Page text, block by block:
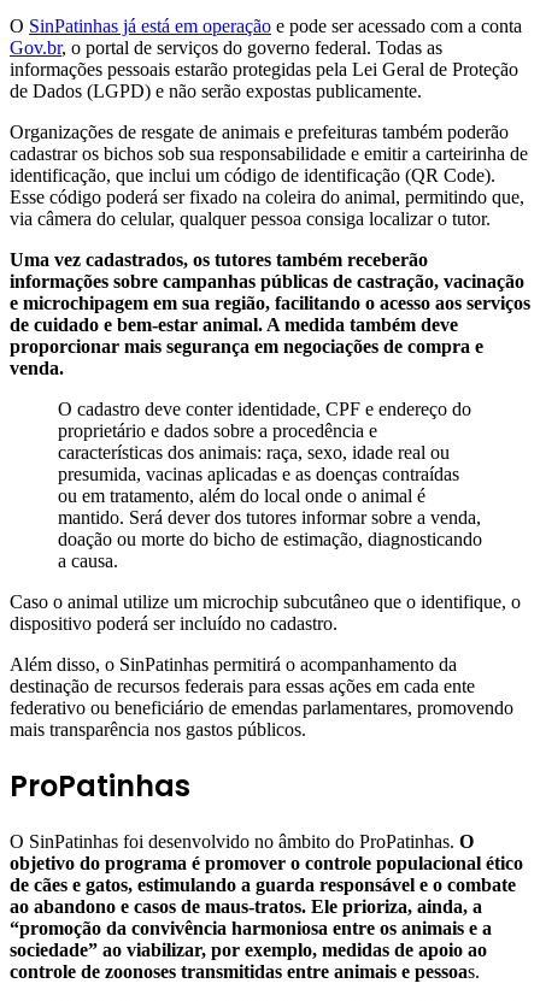
O SinPatinhas já está em operação e pode ser acessado com a conta
Gov.br, o portal de serviços do governo federal. Todas as
informações pessoais estarão protegidas pela Lei Geral de Proteção
de Dados (LGPD) e não serão expostas publicamente.
Organizações de resgate de animais e prefeituras também poderão
cadastrar os bichos sob sua responsabilidade e emitir a carteirinha de
identificação, que inclui um código de identificação (QR Code).
Esse código poderá ser fixado na coleira do animal, permitindo que,
via câmera do celular, qualquer pessoa consiga localizar o tutor.
Uma vez cadastrados, os tutores também receberão
informações sobre campanhas públicas de castração, vacinação
e microchipagem em sua região, facilitando o acesso aos serviços
de cuidado e bem-estar animal. A medida também deve
proporcionar mais segurança em negociações de compra e
venda.
O cadastro deve conter identidade, CPF e endereço do
proprietário e dados sobre a procedência e
características dos animais: raça, sexo, idade real ou
presumida, vacinas aplicadas e as doenças contraídas
ou em tratamento, além do local onde o animal é
mantido. Será dever dos tutores informar sobre a venda,
doação ou morte do bicho de estimação, diagnosticando
a causa.
Caso o animal utilize um microchip subcutâneo que o identifique, o
dispositivo poderá ser incluído no cadastro.
Além disso, o SinPatinhas permitirá o acompanhamento da
destinação de recursos federais para essas ações em cada ente
federativo ou beneficiário de emendas parlamentares, promovendo
mais transparência nos gastos públicos.
ProPatinhas
O SinPatinhas foi desenvolvido no âmbito do ProPatinhas. O
objetivo do programa é promover o controle populacional ético
de cães e gatos, estimulando a guarda responsável e o combate
ao abandono e casos de maus-tratos. Ele prioriza, ainda, a
“promoção da convivência harmoniosa entre os animais e a
sociedade” ao viabilizar, por exemplo, medidas de apoio ao
controle de zoonoses transmitidas entre animais e pessoas.